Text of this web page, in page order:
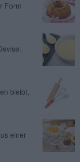
Form
bleibt,
einer